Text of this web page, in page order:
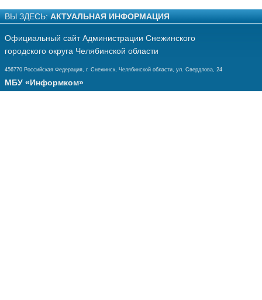
ВЫ ЗДЕСЬ: АКТУАЛЬНАЯ ИНФОРМАЦИЯ
Официальный сайт Администрации Снежинского
городского округа Челябинской области
456770 Российская Федерация, г. Снежинск, Челябинской области, ул. Свердлова, 24
МБУ «Информком»